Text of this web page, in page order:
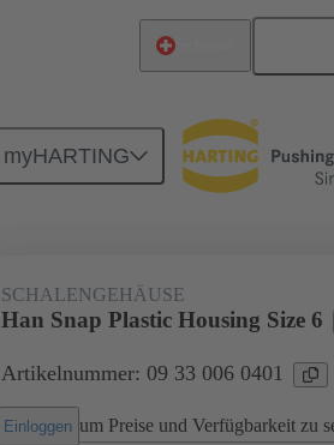
myHARTING
SCHALENGEHÄUSE
Han Snap Plastic Housing Size 6
Artikelnummer: 09 33 006 0401
Einloggen um Preise und Verfügbarkeit zu